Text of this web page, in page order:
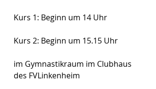
Kurs 1: Beginn um 14 Uhr
Kurs 2: Beginn um 15.15 Uhr
im Gymnastikraum im Clubhaus
des FVLinkenheim